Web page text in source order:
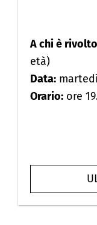
A chi è
età)
Data:
Orario: ore